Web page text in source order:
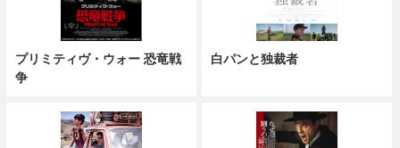
プリミティヴ・ウォー 恐竜戦
争
白パンと独裁者